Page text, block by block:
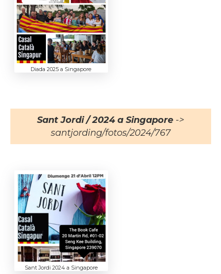
Diada 2025 a Singapore
Sant Jordi / 2024 a Singapore ->
santjording/fotos/2024/767
Sant Jordi 2024 a Singapore